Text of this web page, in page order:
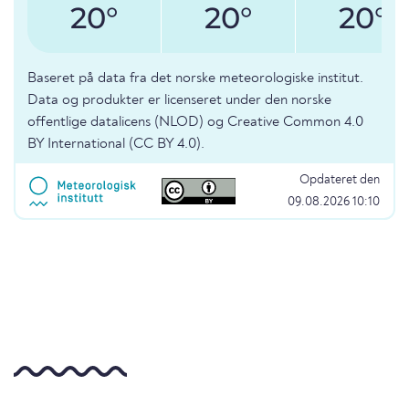
20° 20° 20°
Baseret på data fra det norske meteorologiske institut.
Data og produkter er licenseret under den norske
offentlige datalicens (NLOD) og Creative Common 4.0
BY International (CC BY 4.0).
Opdateret den
09.08.2026 10:10